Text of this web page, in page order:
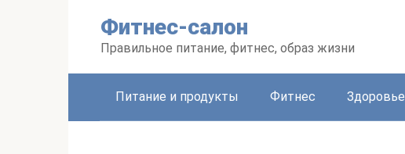
Фитнес-салон
Правильное питание, фитнес, образ жизни
Питание и продукты Фитнес Здоровье